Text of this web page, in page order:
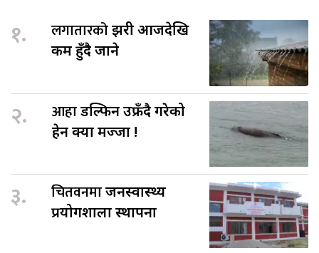
१. लगातारकोझरी आजदेखि
कम हुँदै जाने
२. आहाडल्फिन उफ्रँदै गरेको
हेर्न क्या मज्जा !
३. चितवनमाजनस्वास्थ्य
प्रयोगशाला स्थापना